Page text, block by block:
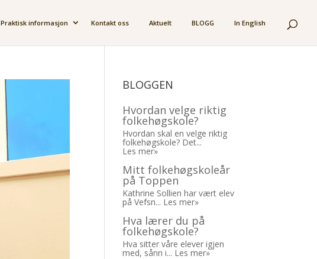
Praktisk informasjon Kontakt oss Aktuelt BLOGG In English
BLOGGEN
Hvordan velge riktig
folkehøgskole?
Hvordan skal en velge riktig
folkehøgskole? Det...
Les mer»
Mitt folkehøgskoleår
på Toppen
Kathrine Sollien har vært elev
på Vefsn... Les mer»
Hva lærer du på
folkehøgskole?
Hva sitter våre elever igjen
med, sånn i... Les mer»